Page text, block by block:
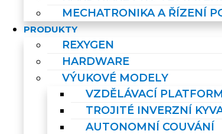
MECHATRONIKA A ŘÍZENÍ
PRODUKTY
REXYGEN
HARDWARE
VÝUKOVÉ MODELY
VZDĚLÁVACÍ
TROJITÉ INVERZNÍ
AUTONOMNÍ COUVÁNÍ